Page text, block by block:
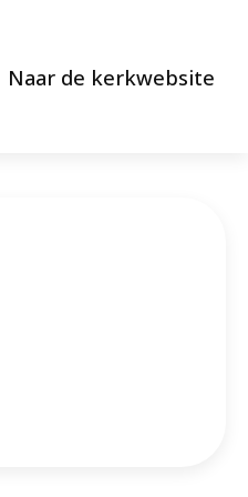
Naar de kerkwebsite